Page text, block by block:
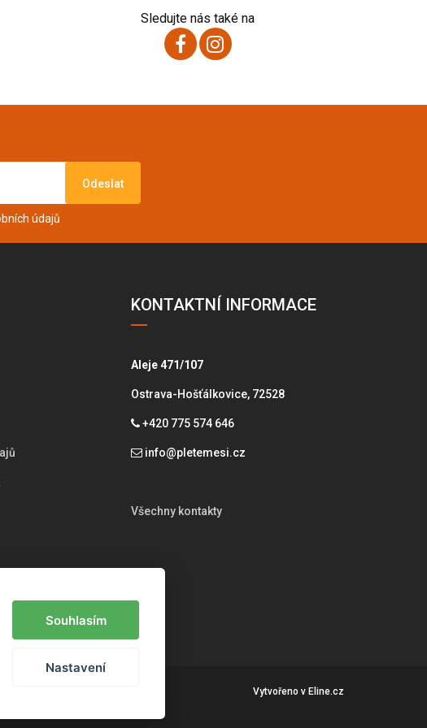
Sledujte nás také na
Odeslat
údajů
KONTAKTNÍ INFORMACE
Aleje 471/107
Ostrava-Hošťálkovice, 72528
+420 775 574 646
info@pletemesi.cz
Všechny kontakty
Vytvořeno v Eline.cz
Souhlasím
Nastavení